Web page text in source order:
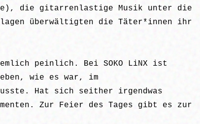
die gitarrenlastige Musik unter die
überwältigten die Täter*innen ihr
peinlich. Bei SOKO LiNX ist
wie es war, im
Hat sich seither irgendwas
Zur Feier des Tages gibt es zur